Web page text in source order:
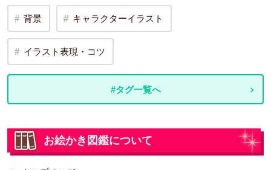
背景 キャラクターイラスト
イラスト表現・コツ
#タグ一覧へ
お絵かき図鑑について